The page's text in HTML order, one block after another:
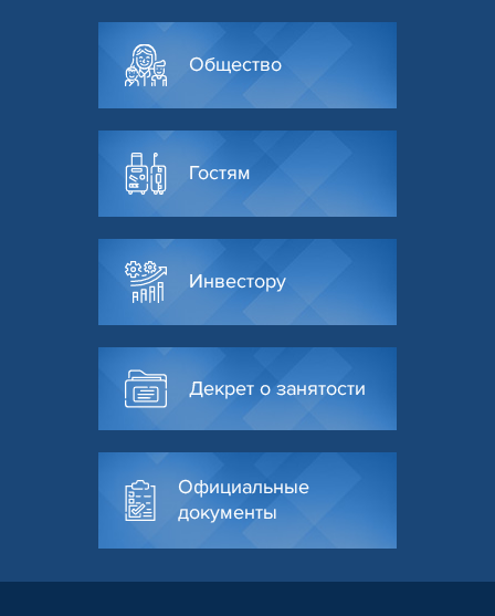
Общество
Гостям
Инвестору
Декрет о занятости
Официальные
документы